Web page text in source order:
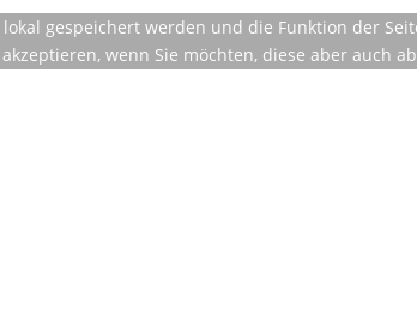
gespeichert werden und die Funktion der
wenn Sie möchten, diese aber auch